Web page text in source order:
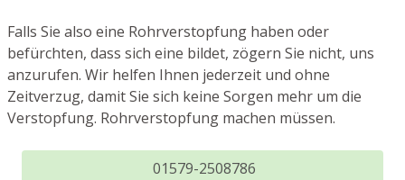
Falls Sie also eine Rohrverstopfung haben oder
befürchten, dass sich eine bildet, zögern Sie nicht, uns
anzurufen. Wir helfen Ihnen jederzeit und ohne
Zeitverzug, damit Sie sich keine Sorgen mehr um die
Verstopfung. Rohrverstopfung machen müssen.
01579-2508786